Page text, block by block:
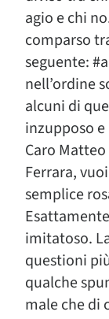
agio e chi
comparso
seguente:
nell’ordine
alcuni di
inzupposo
Caro
Ferrara,
semplice
imitatoso.
questioni
qualche
male che di